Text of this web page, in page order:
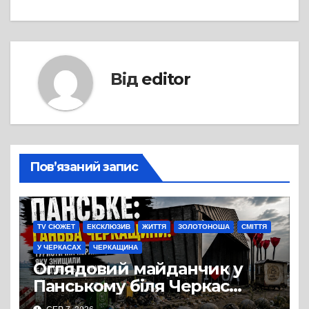
Від editor
Пов’язаний запис
TV СЮЖЕТ ЕКСКЛЮЗИВ ЖИТТЯ ЗОЛОТОНОША СМІТТЯ
У ЧЕРКАСАХ ЧЕРКАЩИНА
Оглядовий майданчик у
Панському біля Черкас
перетворився на занедбане